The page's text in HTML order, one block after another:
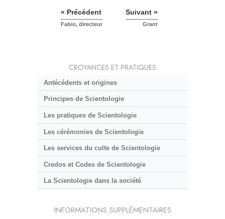
« Précédent
Fabio, directeur
Suivant »
Grant
CROYANCES ET PRATIQUES
Antécédents et origines
Principes de Scientologie
Les pratiques de Scientologie
Les cérémonies de Scientologie
Les services du culte de Scientologie
Credos et Codes de Scientologie
La Scientologie dans la société
INFORMATIONS SUPPLÉMENTAIRES